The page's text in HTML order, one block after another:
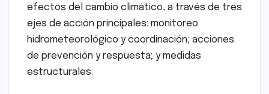
efectos del cambio climático, a través de tres
ejes de acción principales: monitoreo
hidrometeorológico y coordinación; acciones
de prevención y respuesta; y medidas
estructurales.